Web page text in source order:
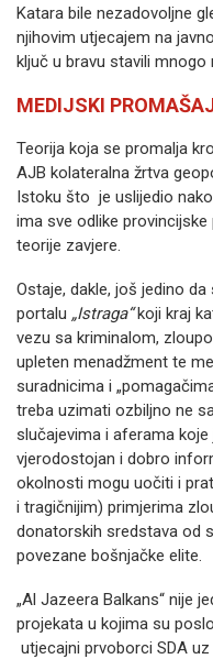
Katara bile nezadovoljne
njihovim utjecajem na
ključ u bravu stavili mnogo
MEDIJSKI
Teorija koja se promalja
AJB kolateralna žrtva
Istoku što je uslijedio
ima sve odlike
teorije zavjere.
Ostaje, dakle, još jedino
portalu „Istraga“koji kraj
vezu sa kriminalom,
upleten menadžment te
suradnicima i
treba uzimati ozbiljno ne
slučajevima i aferama
vjerodostojan i dobro
okolnosti mogu uočiti i
i tragičnijim) primjerima
donatorskih sredstava od
povezane bošnjačke elite.
„Al Jazeera Balkans“ nije
projekata u kojima su
utjecajni prvoborci SDA